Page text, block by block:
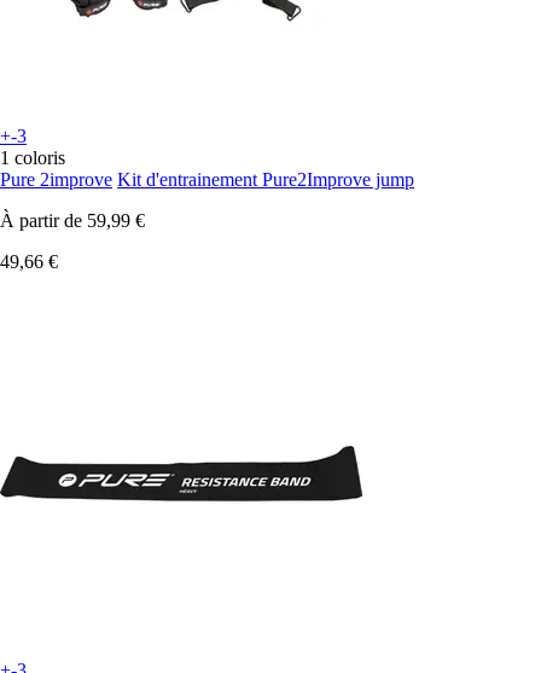
+-3
1 coloris
Pure 2improve Kit d'entrainement Pure2Improve jump
À partir de 59,99 €
49,66 €